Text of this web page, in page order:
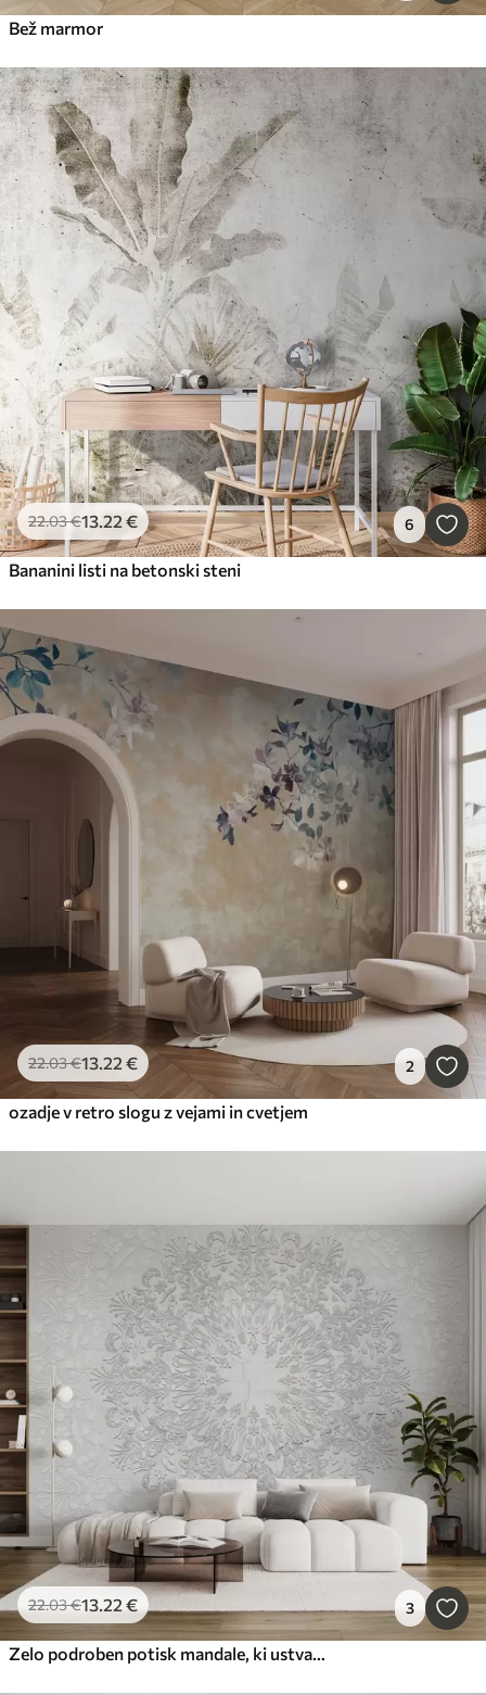
Bež marmor
22.03€13.22€ 6
Bananini listi na betonski steni
22.03€13.22 € 2
ozadje v retro slogu z vejami in cvetjem
22.03€13.22€ 3
Zelo podroben potisk mandale, ki ustvarja čudovit in nežen dizajn čipke